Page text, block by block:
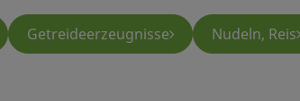
Getreideerzeugnisse Nudeln, Reis